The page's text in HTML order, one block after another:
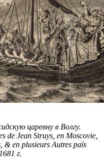
царевну в Волгу.
de Jean Struys, en Moscovie,
& en plusieurs Autres païs
г.